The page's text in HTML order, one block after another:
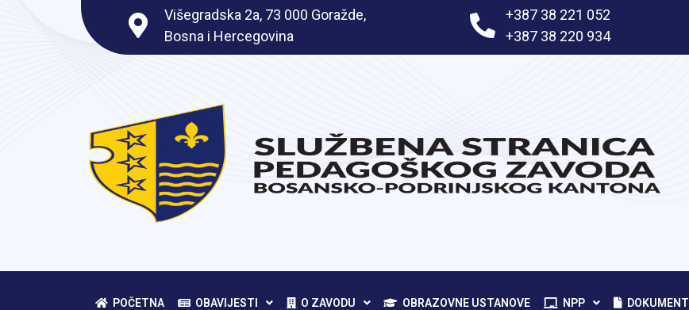
Višegradska 2a, 73 000 Goražde,
Bosna i Hercegovina
+387 38 221 052
+387 38 220 934
POČETNA OBAVIJESTI O ZAVODU OBRAZOVNE USTANOVE NPP DOKUMENTI